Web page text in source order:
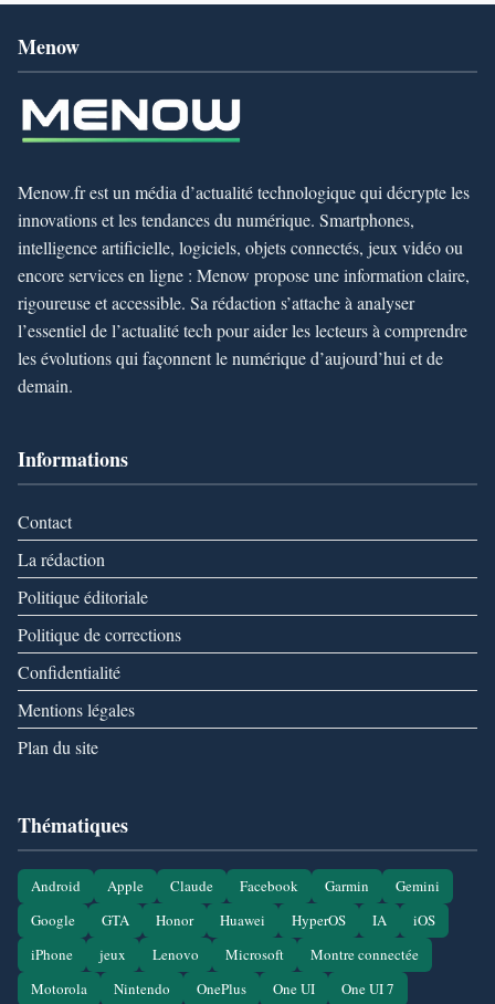
Menow
Menow.fr est un média d’actualité technologique qui décrypte les
innovations et les tendances du numérique. Smartphones,
intelligence artificielle, logiciels, objets connectés, jeux vidéo ou
encore services en ligne : Menow propose une information claire,
rigoureuse et accessible. Sa rédaction s’attache à analyser
l’essentiel de l’actualité tech pour aider les lecteurs à comprendre
les évolutions qui façonnent le numérique d’aujourd’hui et de
demain.
Informations
Contact
La rédaction
Politique éditoriale
Politique de corrections
Confidentialité
Mentions légales
Plan du site
Thématiques
Android Apple Claude Facebook Garmin
Gemini
Google
GTA Honor Huawei HyperOS IA
iOS
iPhone
jeux Lenovo Microsoft
Montre connectée
Motorola
Nintendo OnePlus One UI One UI 7